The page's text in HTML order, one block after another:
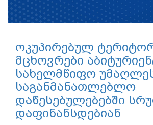
ოკუპირებულ
მცხოვრები
სახელმწიფო
საგანმანათლებლო
დაწესებულებებში
დაფინანსდებიან